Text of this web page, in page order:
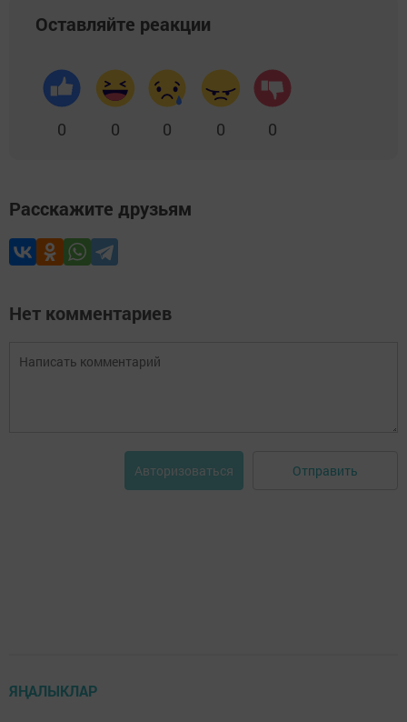
Оставляйте реакции
0 0 0 0 0
Расскажите друзьям
Нет комментариев
Авторизоваться Отправить
ЯҢАЛЫКЛАР